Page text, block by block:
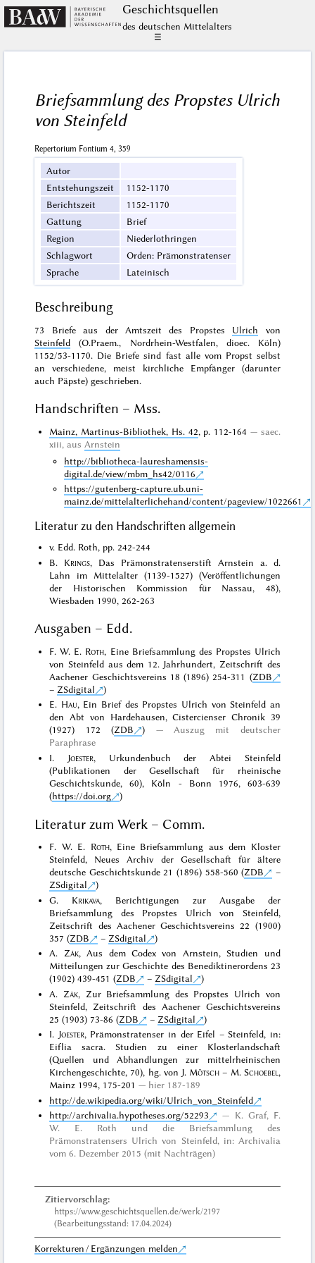
Geschichts­quellen
des deutschen Mittelalters
☰
Briefsammlung des Propstes Ulrich
von Steinfeld
Repertorium Fontium 4, 359
Autor
Entstehungszeit
1152-1170
Berichtszeit
1152-1170
Gattung
Brief
Region
Niederlothringen
Schlagwort
Orden: Prämonstratenser
Sprache
Lateinisch
Beschreibung
73 Briefe aus der Amtszeit des Propstes Ulrich von
Steinfeld (O.Praem., Nordrhein-Westfalen, dioec. Köln)
1152/53-1170. Die Briefe sind fast alle vom Propst selbst
an verschiedene, meist kirchliche Empfänger (darunter
auch Päpste) geschrieben.
Handschriften – Mss.
Mainz, Martinus-Bibliothek, Hs. 42, p. 112-164
saec.
xiii, aus Arnstein
http://bibliotheca-laureshamensis-
digital.de/view/mbm_hs42/0116
https://gutenberg-capture.ub.uni-
mainz.de/mittelalterlichehand/content/pageview/1022661
Literatur zu den Handschriften allgemein
v. Edd. Roth, pp. 242-244
B. Krings, Das Prämonstratenserstift Arnstein a. d.
Lahn im Mittelalter (1139-1527) (Veröffentlichungen
der Historischen Kommission für Nassau, 48),
Wiesbaden 1990, 262-263
Ausgaben – Edd.
F. W. E. Roth, Eine Briefsammlung des Propstes Ulrich
von Steinfeld aus dem 12. Jahrhundert, Zeitschrift des
Aachener Geschichtsvereins 18 (1896) 254-311 (ZDB
– ZSdigital
)
E. Hau, Ein Brief des Propstes Ulrich von Steinfeld an
den Abt von Hardehausen, Cistercienser Chronik 39
(1927) 172 (ZDB )
Auszug mit deutscher
Paraphrase
I. Joester, Urkundenbuch der Abtei Steinfeld
(Publikationen der Gesellschaft für rheinische
Geschichtskunde, 60), Köln - Bonn 1976, 603-639
(https://doi.org )
Literatur zum Werk – Comm.
F. W. E. Roth, Eine Briefsammlung aus dem Kloster
Steinfeld, Neues Archiv der Gesellschaft für ältere
deutsche Geschichtskunde 21 (1896) 558-560 (ZDB
–
ZSdigital
)
G. Krikava, Berichtigungen zur Ausgabe der
Briefsammlung des Propstes Ulrich von Steinfeld,
Zeitschrift des Aachener Geschichtsvereins 22 (1900)
357 (ZDB – ZSdigital
)
A. Zák, Aus dem Codex von Arnstein, Studien und
Mitteilungen zur Geschichte des Benediktinerordens 23
(1902) 439-451 (ZDB –ZSdigital
)
A. Zák, Zur Briefsammlung des Propstes Ulrich von
Steinfeld, Zeitschrift des Aachener Geschichtsvereins
25 (1903) 73-86 (ZDB – ZSdigital
)
I. Joester, Prämonstratenser in der Eifel – Steinfeld, in:
Eiflia sacra. Studien zu einer Klosterlandschaft
(Quellen und Abhandlungen zur mittelrheinischen
Kirchengeschichte, 70), hg. von J. Mötsch – M. Schoebel,
Mainz 1994, 175-201
hier 187-189
http://de.wikipedia.org/wiki/Ulrich_von_Steinfeld
http://archivalia.hypotheses.org/52293
K. Graf, F.
W. E. Roth und die Briefsammlung des
Prämonstratensers Ulrich von Steinfeld, in: Archivalia
vom 6. Dezember 2015 (mit Nachträgen)
Zitiervorschlag:
https://www.geschichtsquellen.de/werk/2197
(Bearbeitungsstand: 17.04.2024)
Korrekturen / Ergänzungen melden